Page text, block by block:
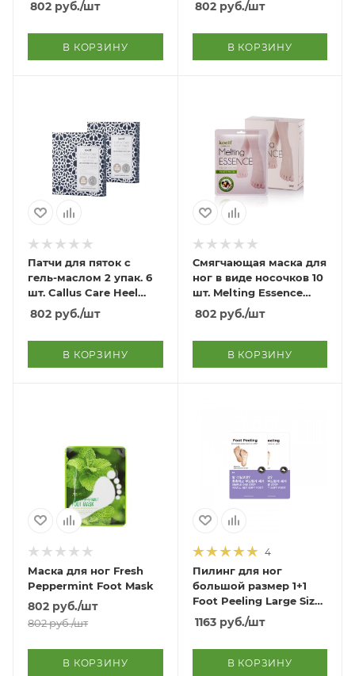
802 руб./шт
В КОРЗИНУ
pcs
802руб./шт
В КОРЗИНУ
Патчи для пяток с
гель-маслом 2 упак. 6
шт. Callus Care Heel
Patch With Oil Gel 2*6
802 руб./шт
В КОРЗИНУ
Смягчающая маска для
ног в виде носочков 10
шт. Melting Essence
Foot Pack 10 pcs
802руб./шт
В КОРЗИНУ
Маска для ног Fresh
Peppermint Foot Mask
802 руб./шт
802руб./шт
В КОРЗИНУ
4
Пилинг для ног
большой размер 1+1
Foot Peeling Large Size
1+1
1163руб./шт
В КОРЗИНУ